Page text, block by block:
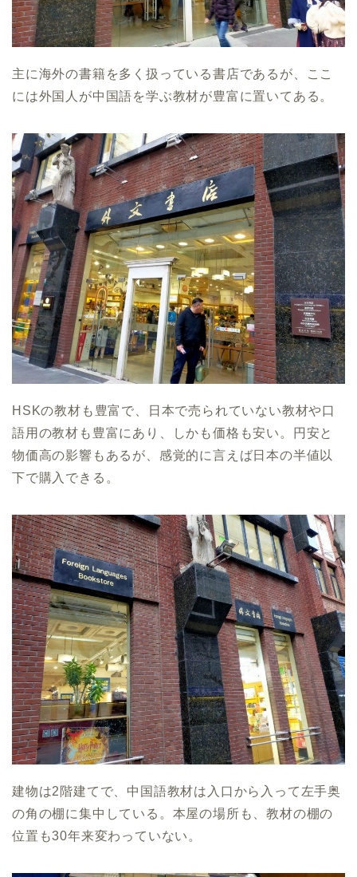
主に海外の書籍を多く扱っている書店であるが、ここ
には外国人が中国語を学ぶ教材が豊富に置いてある。
HSKの教材も豊富で、日本で売られていない教材や口
語用の教材も豊富にあり、しかも価格も安い。円安と
物価高の影響もあるが、感覚的に言えば日本の半値以
下で購入できる。
建物は2階建てで、中国語教材は入口から入って左手奥
の角の棚に集中している。本屋の場所も、教材の棚の
位置も30年来変わっていない。